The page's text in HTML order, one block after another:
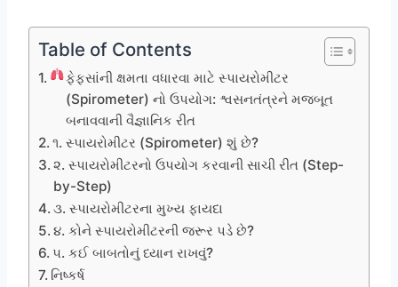
Table of Contents
ફેફસાંની ક્ષમતા વધારવા માટે સ્પાયરોમીટર
(Spirometer) નો ઉપયોગ: શ્વસનતંત્રને મજબૂત
બનાવવાની વૈજ્ઞાનિક રીત
૧. સ્પાયરોમીટર (Spirometer) શું છે?
૨. સ્પાયરોમીટરનો ઉપયોગ કરવાની સાચી રીત (Step-
by-Step)
૩. સ્પાયરોમીટરના મુખ્ય ફાયદા
૪. કોને સ્પાયરોમીટરની જરૂર પડે છે?
૫. કઈ બાબતોનું ધ્યાન રાખવું?
નિષ્કર્ષ